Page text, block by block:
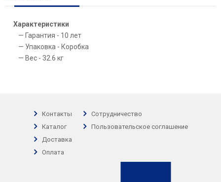
Характеристики
Гарантия - 10 лет
Упаковка - Коробка
Вес - 32.6 кг
Контакты
Каталог
Доставка
Оплата
Сотрудничество
Пользовательское соглашение